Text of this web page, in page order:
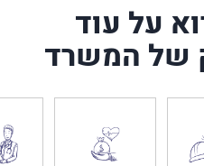
על עוד
של המשרד